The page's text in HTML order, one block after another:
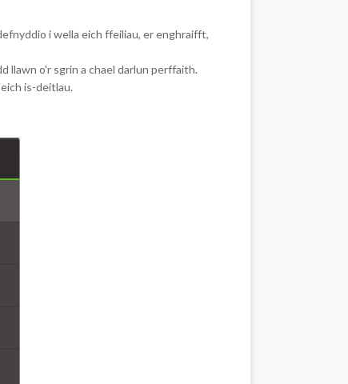
i wella eich ffeiliau, er enghraifft,
llawn o'r sgrin a chael darlun perffaith.
is-deitlau.